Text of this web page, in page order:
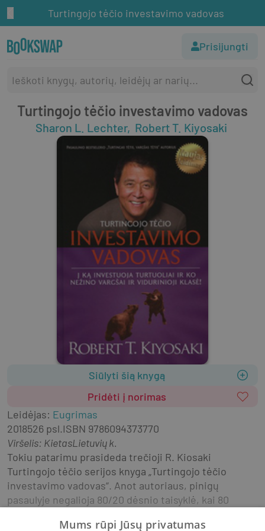
Turtingojo tėčio investavimo vadovas
Prisijungti
Turtingojo tėčio investavimo vadovas
Sharon L. Lechter Robert T. Kiyosaki
Siūlyti šią knygą
Pridėti į norimas
Leidėjas: Eugrimas
2018526 psl.ISBN 9786094373770
Viršelis: KietasLietuvių k.
Tokiu patarimu prasideda trečioji R. Kiosaki
Turtingojo tėčio serijos knyga „Turtingojo tėčio
investavimo vadovas“. Anot autoriaus, pinigų
pasaulyje negalioja 80/20 dėsnio taisyklė, kai 80
pastangų. Čia vyrauja 90/10 dėsnio taisyklė, kuri
Mums rūpi Jūsų privatumas